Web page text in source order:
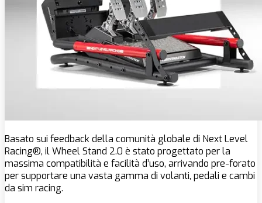
Basato sui feedback della comunità globale di Next Level
Racing®, il Wheel Stand 2.0 è stato progettato per la
massima compatibilità e facilità d’uso, arrivando pre-forato
per supportare una vasta gamma di volanti, pedali e cambi
da sim racing.